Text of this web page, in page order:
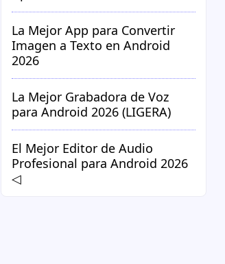
La Mejor App para Convertir
Imagen a Texto en Android
2026
La Mejor Grabadora de Voz
para Android 2026 (LIGERA)
El Mejor Editor de Audio
Profesional para Android 2026
◁